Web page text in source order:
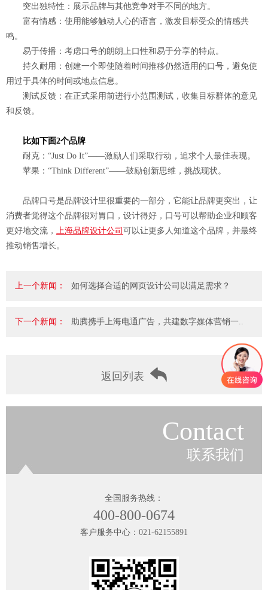
突出独特性：展示品牌与其他竞争对手不同的地方。
富有情感：使用能够触动人心的语言，激发目标受众的情感共
鸣。
易于传播：考虑口号的朗朗上口性和易于分享的特点。
持久耐用：创建一个即使随着时间推移仍然适用的口号，避免使
用过于具体的时间或地点信息。
测试反馈：在正式采用前进行小范围测试，收集目标群体的意见
和反馈。
比如下面2个品牌
耐克：“Just Do It”——激励人们采取行动，追求个人最佳表现。
苹果：“Think Different”——鼓励创新思维，挑战现状。
品牌口号是品牌设计里很重要的一部分，它能让品牌更突出，让
消费者觉得这个品牌很对胃口，设计得好，口号可以帮助企业和顾客
更好地交流，
上海品牌设计公司 可以让更多人知道这个品牌，并最终
推动销售增长。
上一个新闻： 如何选择合适的网页设计公司以满足需求？
下一个新闻： 助腾携手上海电通广告，共建数字媒体营销一..
返回列表
Contact
联系我们
全国服务热线：
400-800-0674
客户服务中心： 021-62155891